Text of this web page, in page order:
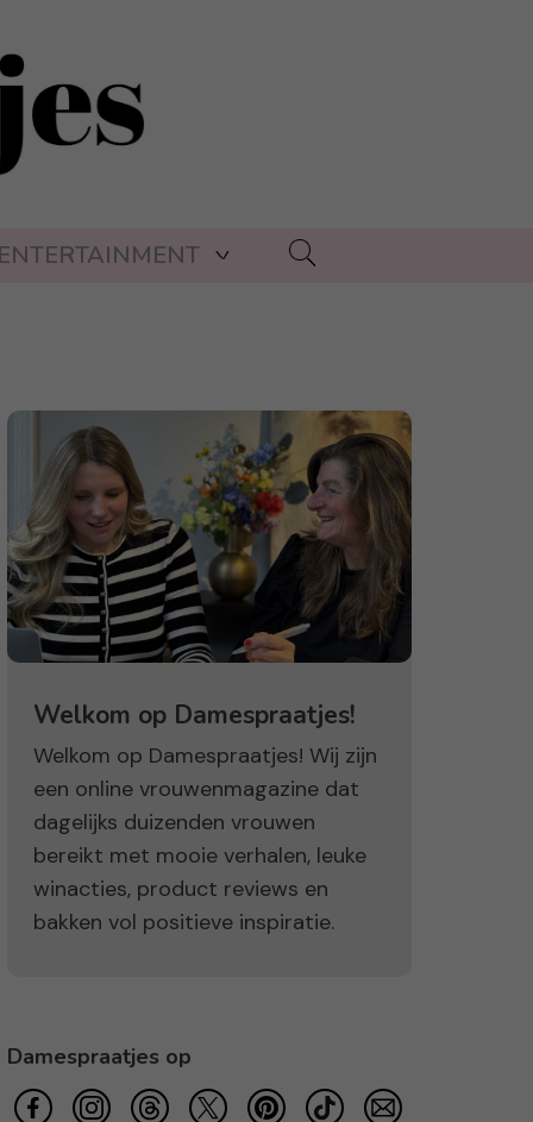
ENTERTAINMENT
Welkom op Damespraatjes!
Welkom op Damespraatjes! Wij zijn
een online vrouwenmagazine dat
dagelijks duizenden vrouwen
bereikt met mooie verhalen, leuke
winacties, product reviews en
bakken vol positieve inspiratie.
Damespraatjes op